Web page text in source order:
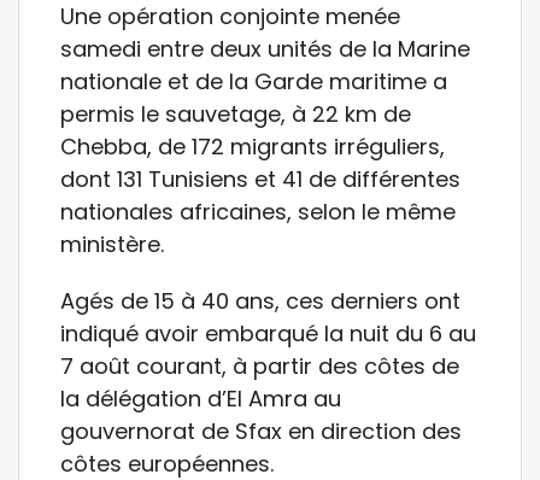
Une opération conjointe menée
samedi entre deux unités de la Marine
nationale et de la Garde maritime a
permis le sauvetage, à 22 km de
Chebba, de 172 migrants irréguliers,
dont 131 Tunisiens et 41 de différentes
nationales africaines, selon le même
ministère.
Agés de 15 à 40 ans, ces derniers ont
indiqué avoir embarqué la nuit du 6 au
7 août courant, à partir des côtes de
la délégation d’El Amra au
gouvernorat de Sfax en direction des
côtes européennes.